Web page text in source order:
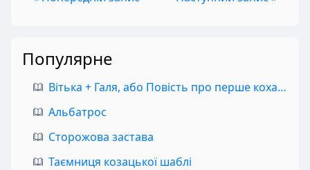
Популярне
Вітька + Галя, або Повість про перше кохання
Альбатрос
Сторожова застава
Таємниця козацької шаблі